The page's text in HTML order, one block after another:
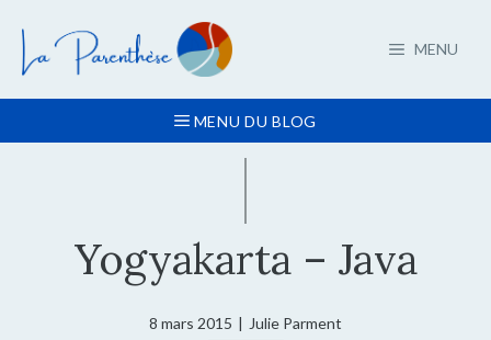
contenu
MENU
MENU DU BLOG
Yogyakarta – Java
8 mars 2015 | Julie Parment